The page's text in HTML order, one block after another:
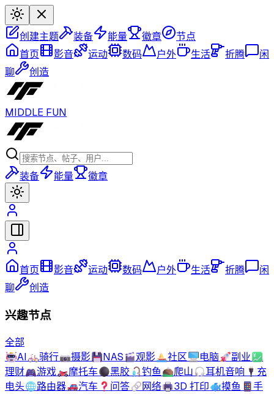
创建主题 装备 能量 徽章
节点
首页
影音 运动 数码 户外 生活 折腾
闲
聊
创造
MIDDLE FUN
装备 能量 徽章
首页 影音 运动 数码 户外 生活 折腾
闲
聊
创造
兴趣节点
全部
🤖AI🚲骑行📷摄影💾NAS🎬观影⛵社区🖥️电脑🚀副业💹
理财🎮游戏🏍️摩托车⚫黑胶 🎣钓鱼⛰️爬山🎧耳机音响 🔌 充
电头🌐路由器🚗汽车 ❓ 问答🔗网络🖨️3D 打印🐟摸鱼 📱手